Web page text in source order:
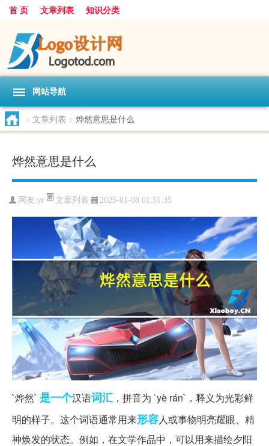
首 页 文章列表 知识分类
网站导航
> 文章列表 > 烨然意思是什么
烨然意思是什么
网友:yr 文章列表 2025-01-08 01:51:35
`烨然` 是一个汉语词汇 ，拼音为 `yè rán`，释义为光彩鲜
明的样子。这个词语通常用来形容人或事物明亮耀眼、精
神焕发的状态。例如，在文学作品中，可以用来描绘夕阳